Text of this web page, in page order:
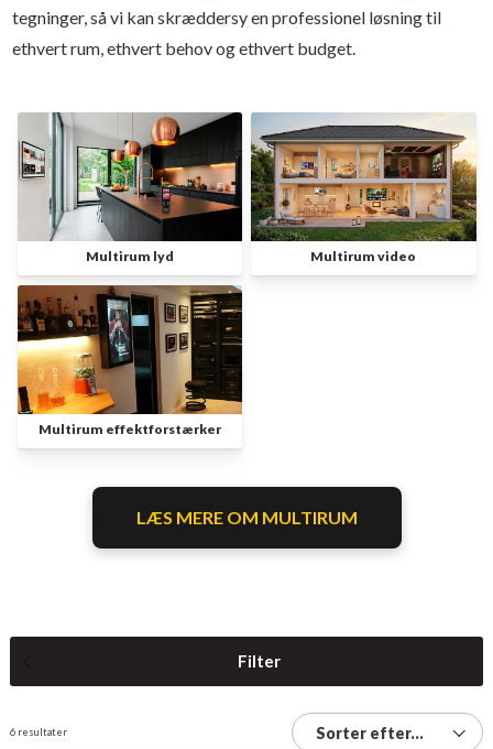
tegninger, så vi kan skræddersy en professionel løsning til
ethvert rum, ethvert behov og ethvert budget.
Multirum lyd Multirum video
Multirum effektforstærker
LÆS MERE OM MULTIRUM
Filter
Sorter efter...
6 resultater